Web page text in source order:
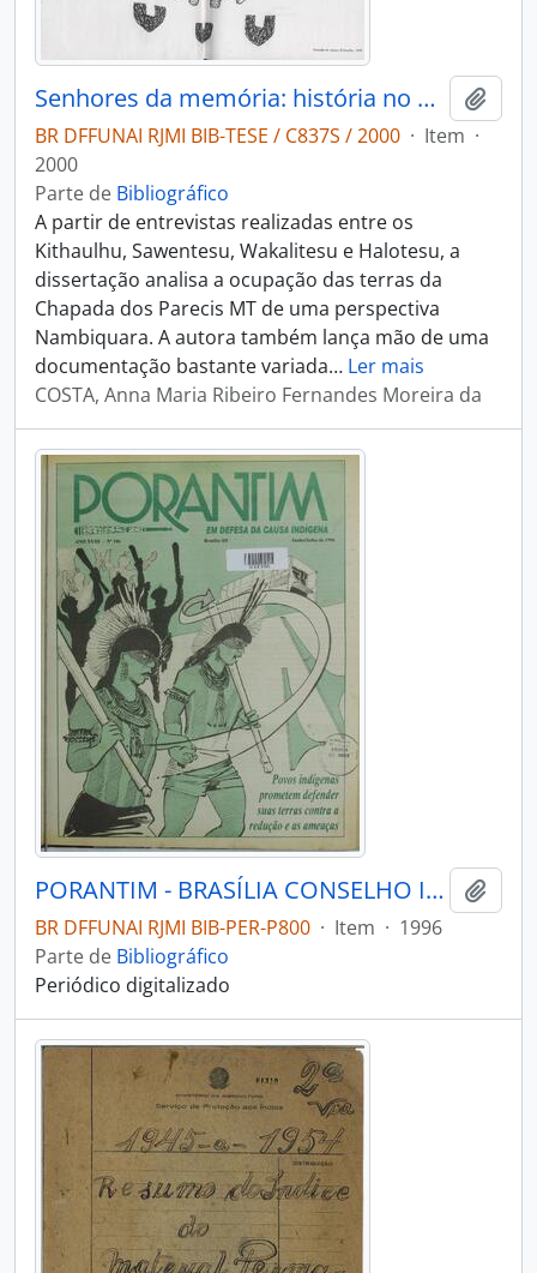
Senhores da memória: história no universo das Nambiquara do Cerrado 1942-1968
BR DFFUNAI RJMI BIB-TESE / C837S / 2000 · Item ·
2000
Parte de Bibliográfico
A partir de entrevistas realizadas entre os
Kithaulhu, Sawentesu, Wakalitesu e Halotesu, a
dissertação analisa a ocupação das terras da
Chapada dos Parecis MT de uma perspectiva
Nambiquara. A autora também lança mão de uma
documentação bastante variada… Ler mais
COSTA, Anna Maria Ribeiro Fernandes Moreira da
PORANTIM - BRASÍLIA CONSELHO INDIGENISTA MISSIONÁRIO - 1996 - Nº186
BR DFFUNAI RJMI BIB-PER-P800 · Item · 1996
Parte de Bibliográfico
Periódico digitalizado